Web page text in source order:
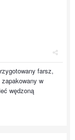
farsz,
w
wędzoną